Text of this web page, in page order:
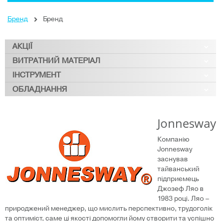
Бренд Бренд
АКЦІЇ
ВИТРАТНИЙ МАТЕРІАЛ
ІНСТРУМЕНТ
ОБЛАДНАННЯ
Jonnesway
Компанію
Jonnesway
заснував
тайванський
підприємець
Джозеф Ляо в
1983 році. Ляо –
природжений менеджер, що мислить перспективно, трудоголік
та оптиміст, саме ці якості допомогли йому створити та успішно